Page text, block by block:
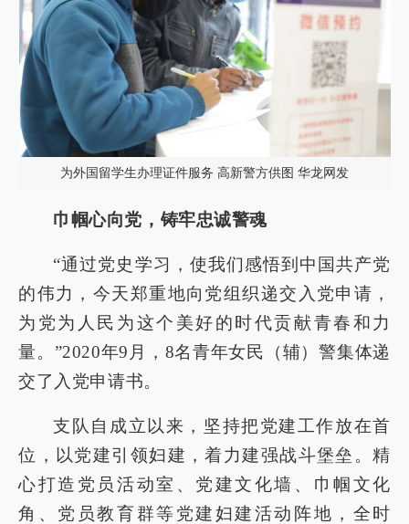
为外国留学生办理证件服务 高新警方供图 华龙网发
巾帼心向党，铸牢忠诚警魂
“通过党史学习，使我们感悟到中国共产党
的伟力，今天郑重地向党组织递交入党申请，
为党为人民为这个美好的时代贡献青春和力
量。”2020年9月，8名青年女民（辅）警集体递
交了入党申请书。
支队自成立以来，坚持把党建工作放在首
位，以党建引领妇建，着力建强战斗堡垒。精
心打造党员活动室、党建文化墙、巾帼文化
角、党员教育群等党建妇建活动阵地，全时